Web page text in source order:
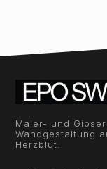
Maler- und
Wandgestaltung
Herzblut.